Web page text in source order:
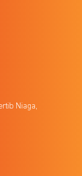
Niaga,